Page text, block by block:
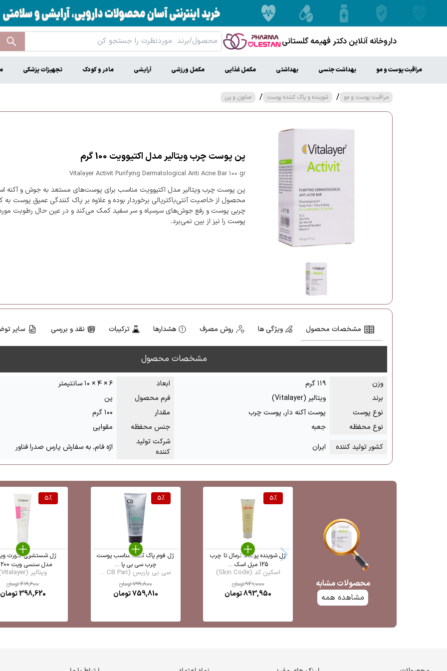
داروخانه آنلاین دکتر فهیمه گلستانی
مراقبت پوست و مو بهداشت جنسی بهداشتی مکمل غذایی مکمل ورزشی آرایشی مادر و کودک تجهیزات پزشکی
مراقبت پوست و مو / شوینده و پاک کننده پوست / صابون و پن
پن پوست چرب ویتالیر مدل اکتیوویت 100 گرم
Vitalayer Activit Purifying Dermatological Anti Acne Bar 100 gr
پن پوست چرب ویتالیر مدل اکتیوویت مناسب برای پوست‌های مستعد به جوش و آکنه
محصول از خاصیت آنتی‌باکتریالی برخوردار بوده و علاوه بر پاک کنندگی عمیق پوست به
چربی پوست و رفع جوش‌های سرسیاه و سر سفید کمک می‌کند و در عین حال رطوبت مورد
پوست را نیز از بین نمی‌برد.
مشخصات محصول ویژگی ها روش مصرف هشدارها ترکیبات نقد و بررسی سایر
مشخصات محصول
وزن ۱۱۹ گرم ابعاد
۶ × ۴ × ۱۰ سانتیمتر
برند
ویتالیر (Vitalayer) فرم محصول
پن
نوع پوست
پوست آکنه دار, پوست چرب مقدار
۱۰۰ گرم
نوع محفظه
جعبه جنس محفظه
مقوایی
کشور تولید کننده
ایران
شرکت تولید
کننده
اژه فام, به سفارش پارس صدرا فناور
محصولات مشابه
مشاهده همه
5%
ژل شوینده پوست نرمال تا چرب
125 میل اسک ...
اسکین کد (Skin Code)
941,000تومان
893,950تومان
5%
ژل فوم پاک کننده مناسب پوست
چرب سی بی پا ...
سی بی پاریس (CB Pari ...
799,800تومان
759,810تومان
5%
ژل شستشوی صورت
مدل سنسی ویت 200 ...
ویتالیر (Vitalayer)
419,600تومان
398,620تومان